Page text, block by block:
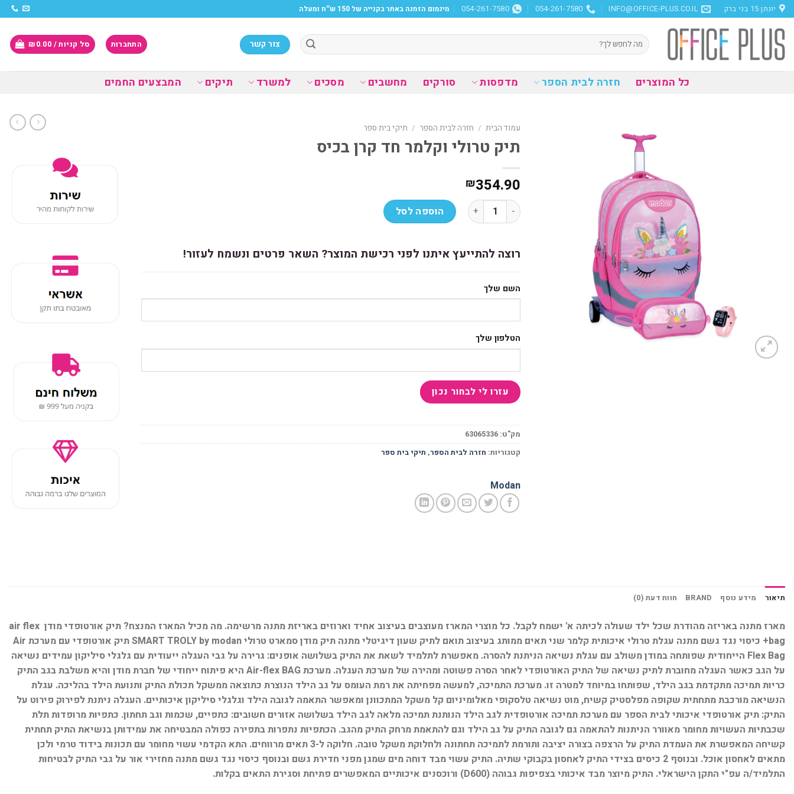
Skip
to
content
יונתן 15 בני ברק INFO@OFFICE-PLUS.CO.IL
054-261-7580
054-261-7580 מינמום הזמנה באתר בקנייה של 150 ש''ח ומעלה
חיפוש
עבור:
צור קשר התחברות סל קניות / ₪0.00
כל המוצרים חזרה לבית הספר מדפסות סורקים מחשבים מסכים למשרד תיקים המבצעים החמים
עמוד הבית / חזרה לבית הספר / תיקי בית ספר
תיק טרולי וקלמר חד קרן בכיס
₪354.90
כמות של תיק טרולי וקלמר חד קרן בכיס
הוספה לסל
רוצה להתייעץ איתנו לפני רכישת המוצר? השאר פרטים ונשמח לעזור!
השם שלך
הטלפון שלך
מק"ט: 63065336
קטגוריות: חזרה לבית הספר, תיקי בית ספר
Modan
תיאור מידע נוסף BRAND חוות דעת (0)
מארז מתנה באריזה מהודרת שכל ילד שעולה לכיתה א' ישמח לקבל. כל מוצרי המארז מעוצבים בעיצוב אחיד וארוזים באריזת מתנה מרשימה. מה מכיל המארז המנצח? תיק אורטופדי מודן air flex
bag+ כיסוי נגד גשם מתנה עגלת טרולי איכותית קלמר שני תאים ממותג בעיצוב תואם לתיק שעון דיגיטלי מתנה תיק מודן סמארט טרולי SMART TROLY by modan תיק אורטופדי עם מערכת Air
Flex Bag הייחודית שפותחה במודן משולב עם עגלת נשיאה הניתנת להסרה. מאפשרת לתלמיד לשאת את התיק בשלושה אופנים: גרירה על גבי העגלה ייעודית עם גלגלי סיליקון עמידים נשיאה
על הגב כאשר העגלה מחוברת לתיק נשיאה של התיק האורטופדי לאחר הסרה פשוטה ומהירה של מערכת העגלה. מערכת Air-flex BAG היא פיתוח ייחודי של חברת מודן והיא משלבת בגב התיק
כריות תמיכה מתקדמת בגב הילד, שפותחו במיוחד למטרה זו. מערכת התמיכה, למעשה מפחיתה את רמת העומס על גב הילד הנוצרת כתוצאה ממשקל תכולת התיק ותנועת הילד בהליכה. עגלת
הנשיאה מורכבת מתחתית שקופה מפלסטיק קשיח, מוט נשיאה טלסקופי מאלומיניום קל משקל המתכוונן ומאפשר התאמה לגובה הילד וגלגלי סיליקון איכותיים. העגלה ניתנת לפירוק פירוט על
התיק: תיק אורטופדי איכותי לבית הספר עם מערכת תמיכה אורטופדית לגב הילד הנותנת תמיכה מלאה לגב הילד בשלושה אזורים חשובים: כתפיים, שכמות וגב תחתון. כתפיות מרופדות תלת
שכבתיות העשויות מחומר מאוורר הניתנות להתאמה גם לגובה התיק על גב הילד וגם להתאמת מרחק התיק מהגב. הכתפיות נתפרות בתפירה כפולה המבטיחה את עמידותן בנשיאת התיק תחתית
קשיחה המאפשרת את העמדת התיק על הרצפה בצורה יציבה ותורמת לתמיכה תחתונה ולחלוקת משקל טובה. חלוקה ל-3 תאים מרווחים. התא הקדמי עשוי מחומר עם תכונות בידוד טרמי ולכן
מתאים לאחסון אוכל. ובנוסף 2 כיסים בצידי התיק לאחסון בקבוקי שתיה. התיק עשוי מבד דוחה מים שמגן מפני חדירת גשם ובנוסף כיסוי נגד גשם מתנה מחזירי אור על גבי התיק לבטיחות
התלמיד/ה עפ"י התקן הישראלי. התיק מיוצר מבד איכותי בצפיפות גבוהה (D600) ורוכסנים איכותיים המאפשרים פתיחת וסגירת התאים בקלות.